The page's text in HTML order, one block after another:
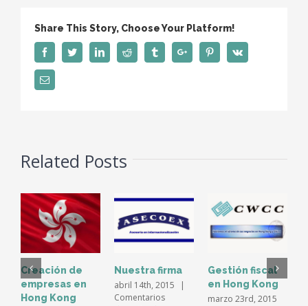
Services
Share This Story, Choose Your Platform!
FacebookTwitterLinkedinReddit TumblrGoogle+ PinterestVk
Email
Related Posts
Creación de
empresas en
Hong Kong
Nuestra firma
abril 14th, 2015
|
Comentarios
Gestión fiscal
en Hong Kong
marzo 23rd, 2015